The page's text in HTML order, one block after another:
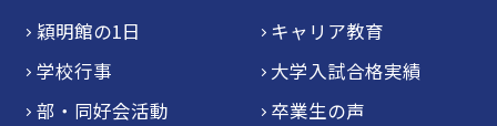
穎明館の1日
学校行事
部・同好会活動
キャリア教育
大学入試合格実績
卒業生の声